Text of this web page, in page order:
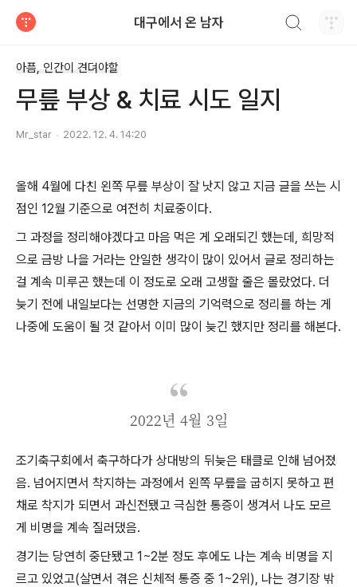
대구에서 온 남자
아픔, 인간이 견뎌야할
무릎 부상 & 치료 시도 일지
Mr_star 2022. 12. 4. 14:20
올해 4월에 다친 왼쪽 무릎 부상이 잘 낫지 않고 지금 글을 쓰는 시
점인 12월 기준으로 여전히 치료중이다.
그 과정을 정리해야겠다고 마음 먹은 게 오래되긴 했는데, 희망적
으로 금방 나을 거라는 안일한 생각이 많이 있어서 글로 정리하는
걸 계속 미루곤 했는데 이 정도로 오래 고생할 줄은 몰랐었다. 더
늦기 전에 내일보다는 선명한 지금의 기억력으로 정리를 하는 게
나중에 도움이 될 것 같아서 이미 많이 늦긴 했지만 정리를 해본다.
2022년 4월 3일
조기축구회에서 축구하다가 상대방의 뒤늦은 태클로 인해 넘어졌
음. 넘어지면서 착지하는 과정에서 왼쪽 무릎을 굽히지 못하고 편
채로 착지가 되면서 과신전됐고 극심한 통증이 생겨서 나도 모르
게 비명을 계속 질러댔음.
경기는 당연히 중단됐고 1~2분 정도 후에도 나는 계속 비명을 지
르고 있었고(살면서 겪은 신체적 통증 중 1~2위), 나는 경기장 밖